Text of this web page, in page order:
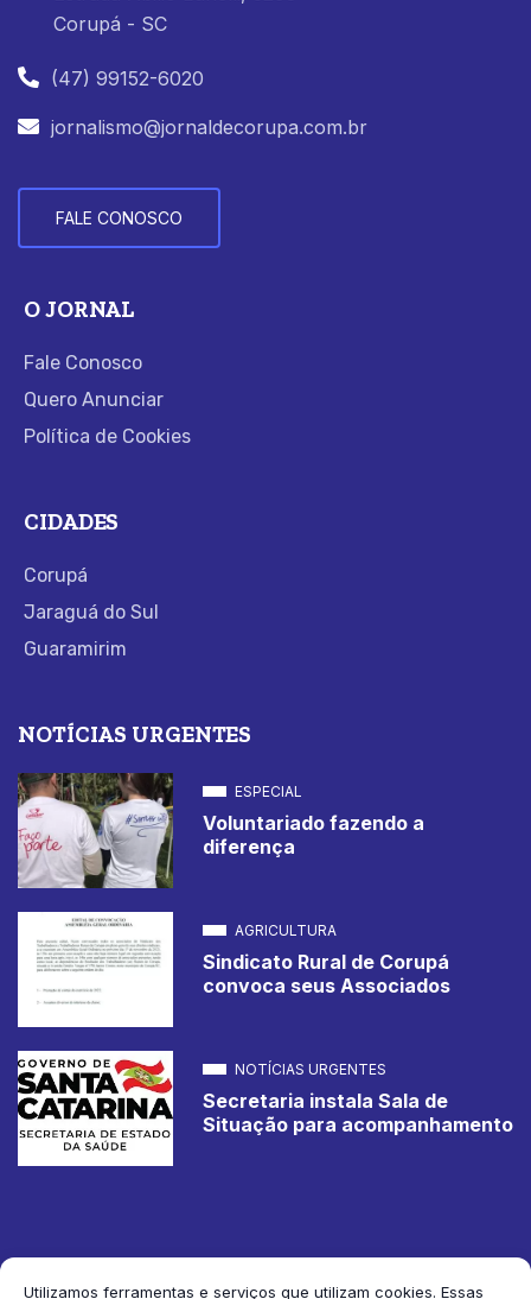
Utilizamos ferramentas e serviços que utilizam cookies. Essas
Corupá - SC
(47) 99152-6020
jornalismo@jornaldecorupa.com.br
FALE CONOSCO
O JORNAL
Fale Conosco
Quero Anunciar
Política de Cookies
CIDADES
Corupá
Jaraguá do Sul
Guaramirim
NOTÍCIAS URGENTES
ESPECIAL
Voluntariado fazendo a
diferença
AGRICULTURA
Sindicato Rural de Corupá
convoca seus Associados
NOTÍCIAS URGENTES
Secretaria instala Sala de
Situação para acompanhamento